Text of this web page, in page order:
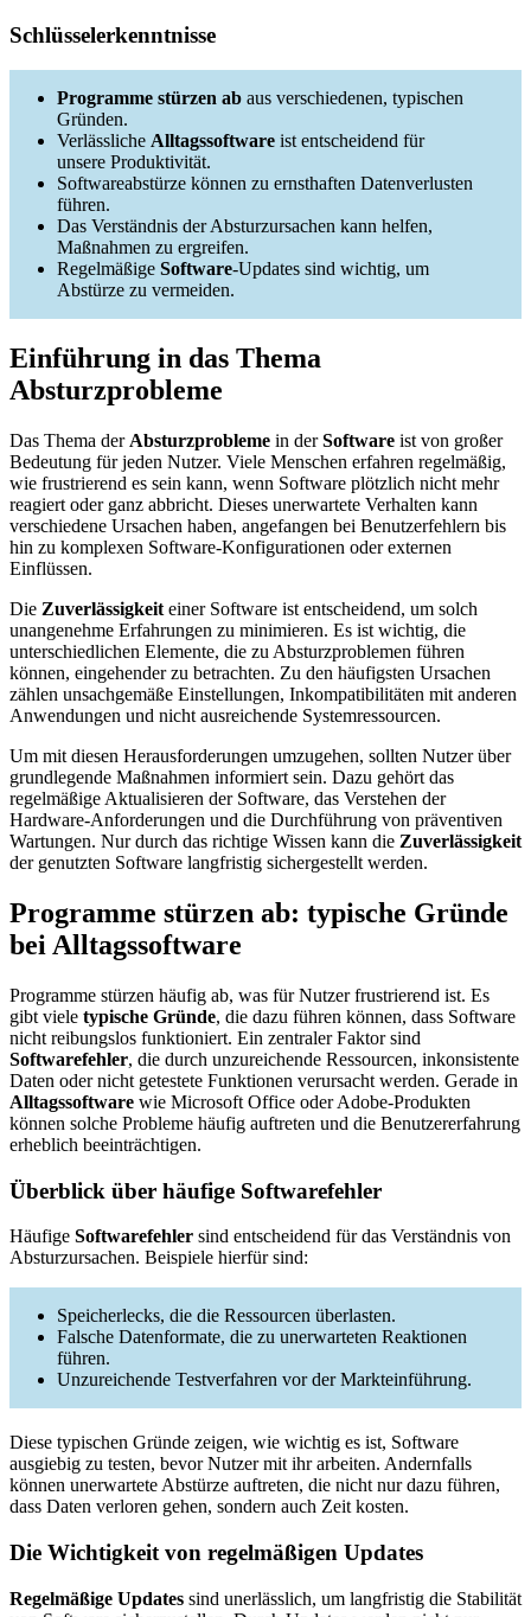
Schlüsselerkenntnisse
Programme stürzen ab aus verschiedenen, typischen
Gründen.
Verlässliche Alltagssoftware ist entscheidend für
unsere Produktivität.
Softwareabstürze können zu ernsthaften Datenverlusten
führen.
Das Verständnis der Absturzursachen kann helfen,
Maßnahmen zu ergreifen.
Regelmäßige Software-Updates sind wichtig, um
Abstürze zu vermeiden.
Einführung in das Thema
Absturzprobleme
Das Thema der Absturzprobleme in derSoftware ist von großer
Bedeutung für jeden Nutzer. Viele Menschen erfahren regelmäßig,
wie frustrierend es sein kann, wenn Software plötzlich nicht mehr
reagiert oder ganz abbricht. Dieses unerwartete Verhalten kann
verschiedene Ursachen haben, angefangen bei Benutzerfehlern bis
hin zu komplexen Software-Konfigurationen oder externen
Einflüssen.
Die Zuverlässigkeit einer Software ist entscheidend, um solch
unangenehme Erfahrungen zu minimieren. Es ist wichtig, die
unterschiedlichen Elemente, die zu Absturzproblemen führen
können, eingehender zu betrachten. Zu den häufigsten Ursachen
zählen unsachgemäße Einstellungen, Inkompatibilitäten mit anderen
Anwendungen und nicht ausreichende Systemressourcen.
Um mit diesen Herausforderungen umzugehen, sollten Nutzer über
grundlegende Maßnahmen informiert sein. Dazu gehört das
regelmäßige Aktualisieren der Software, das Verstehen der
Hardware-Anforderungen und die Durchführung von präventiven
Wartungen. Nur durch das richtige Wissen kann die Zuverlässigkeit
der genutzten Software langfristig sichergestellt werden.
Programme stürzen ab: typische Gründe
bei Alltagssoftware
Programme stürzen häufig ab, was für Nutzer frustrierend ist. Es
gibt viele typische Gründe, die dazu führen können, dass Software
nicht reibungslos funktioniert. Ein zentraler Faktor sind
Softwarefehler, die durch unzureichende Ressourcen, inkonsistente
Daten oder nicht getestete Funktionen verursacht werden. Gerade in
Alltagssoftware wie Microsoft Office oder Adobe-Produkten
können solche Probleme häufig auftreten und die Benutzererfahrung
erheblich beeinträchtigen.
Überblick über häufige Softwarefehler
Häufige Softwarefehler sind entscheidend für das Verständnis von
Absturzursachen. Beispiele hierfür sind:
Speicherlecks, die die Ressourcen überlasten.
Falsche Datenformate, die zu unerwarteten Reaktionen
führen.
Unzureichende Testverfahren vor der Markteinführung.
Diese typischen Gründe zeigen, wie wichtig es ist, Software
ausgiebig zu testen, bevor Nutzer mit ihr arbeiten. Andernfalls
können unerwartete Abstürze auftreten, die nicht nur dazu führen,
dass Daten verloren gehen, sondern auch Zeit kosten.
Die Wichtigkeit von regelmäßigen Updates
Regelmäßige Updates sind unerlässlich, um langfristig die Stabilität